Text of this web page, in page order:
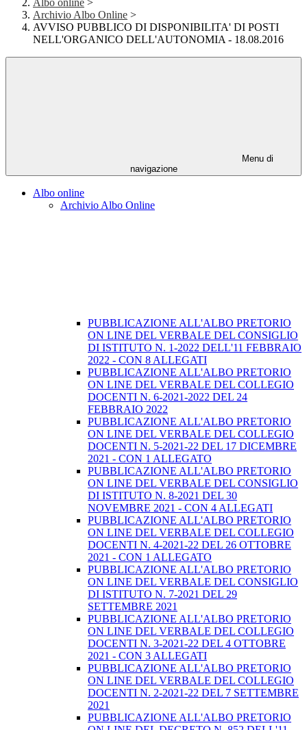
Albo online >
Archivio Albo Online >
AVVISO PUBBLICO DI DISPONIBILITA' DI POSTI
NELL'ORGANICO DELL'AUTONOMIA - 18.08.2016
Menu di
navigazione
Albo online
Archivio Albo Online
PUBBLICAZIONE ALL'ALBO PRETORIO
ON LINE DEL VERBALE DEL CONSIGLIO
DI ISTITUTO N. 1-2022 DELL'11 FEBBRAIO
2022 - CON 8 ALLEGATI
PUBBLICAZIONE ALL'ALBO PRETORIO
ON LINE DEL VERBALE DEL COLLEGIO
DOCENTI N. 6-2021-2022 DEL 24
FEBBRAIO 2022
PUBBLICAZIONE ALL'ALBO PRETORIO
ON LINE DEL VERBALE DEL COLLEGIO
DOCENTI N. 5-2021-22 DEL 17 DICEMBRE
2021 - CON 1 ALLEGATO
PUBBLICAZIONE ALL'ALBO PRETORIO
ON LINE DEL VERBALE DEL CONSIGLIO
DI ISTITUTO N. 8-2021 DEL 30
NOVEMBRE 2021 - CON 4 ALLEGATI
PUBBLICAZIONE ALL'ALBO PRETORIO
ON LINE DEL VERBALE DEL COLLEGIO
DOCENTI N. 4-2021-22 DEL 26 OTTOBRE
2021 - CON 1 ALLEGATO
PUBBLICAZIONE ALL'ALBO PRETORIO
ON LINE DEL VERBALE DEL CONSIGLIO
DI ISTITUTO N. 7-2021 DEL 29
SETTEMBRE 2021
PUBBLICAZIONE ALL'ALBO PRETORIO
ON LINE DEL VERBALE DEL COLLEGIO
DOCENTI N. 3-2021-22 DEL 4 OTTOBRE
2021 - CON 3 ALLEGATI
PUBBLICAZIONE ALL'ALBO PRETORIO
ON LINE DEL VERBALE DEL COLLEGIO
DOCENTI N. 2-2021-22 DEL 7 SETTEMBRE
2021
PUBBLICAZIONE ALL'ALBO PRETORIO